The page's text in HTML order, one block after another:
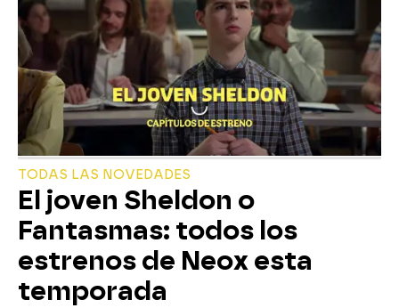
TODAS LAS NOVEDADES
El joven Sheldon o
Fantasmas: todos los
estrenos de Neox esta
temporada